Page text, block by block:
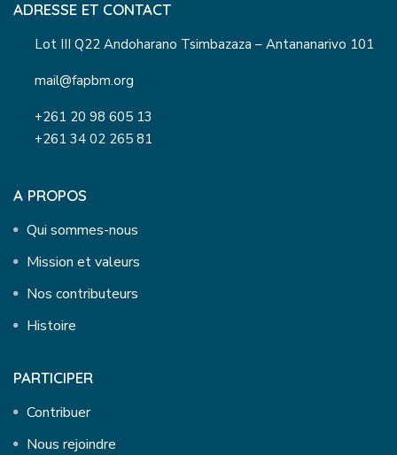
ADRESSE ET CONTACT
Lot III Q22 Andoharano Tsimbazaza – Antananarivo 101
mail@fapbm.org
+261 20 98 605 13
+261 34 02 265 81
A PROPOS
Qui sommes-nous
Mission et valeurs
Nos contributeurs
Histoire
PARTICIPER
Contribuer
Nous rejoindre